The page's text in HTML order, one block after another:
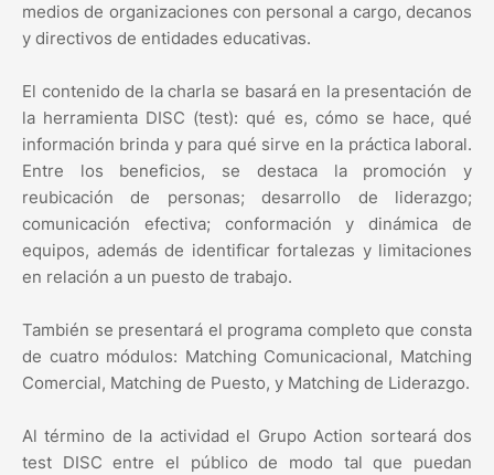
medios de organizaciones con personal a cargo, decanos
y directivos de entidades educativas.
El contenido de la charla se basará en la presentación de
la herramienta DISC (test): qué es, cómo se hace, qué
información brinda y para qué sirve en la práctica laboral.
Entre los beneficios, se destaca la promoción y
reubicación de personas; desarrollo de liderazgo;
comunicación efectiva; conformación y dinámica de
equipos, además de identificar fortalezas y limitaciones
en relación a un puesto de trabajo.
También se presentará el programa completo que consta
de cuatro módulos: Matching Comunicacional, Matching
Comercial, Matching de Puesto, y Matching de Liderazgo.
Al término de la actividad el Grupo Action sorteará dos
test DISC entre el público de modo tal que puedan